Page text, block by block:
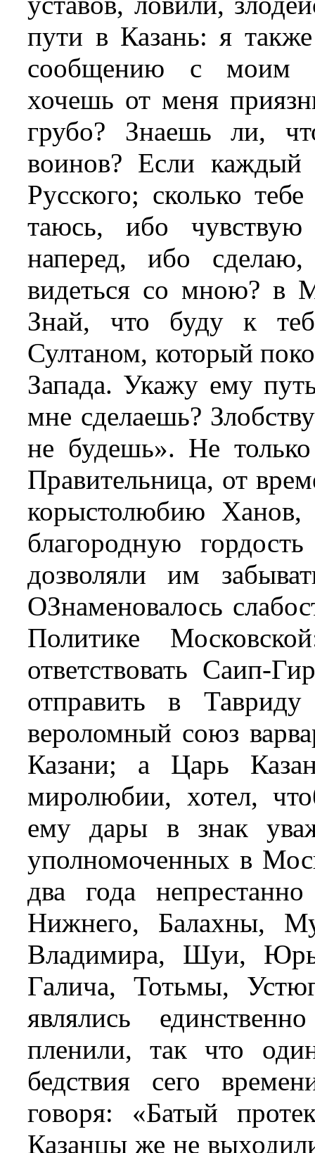
пути в Казань: я
сообщению с моим
хочешь от меня
грубо? Знаешь ли,
воинов? Если каждый
Русского; сколько
таюсь, ибо
наперед, ибо
видеться со мною? в
Знай, что буду к
Султаном, который
Запада. Укажу ему
мне сделаешь?
не будешь». Не
Правительница, от
корыстолюбию Ханов,
благородную
дозволяли им
ОЗнаменовалось
Политике
ответствовать Саип-
отправить в
вероломный союз
Казани; а Царь
миролюбии, хотел,
ему дары в знак
уполномоченных в
два года
Нижнего, Балахны,
Владимира, Шуи,
Галича, Тотьмы,
являлись
пленили, так что
бедствия сего
говоря: «Батый
Казанцы же не